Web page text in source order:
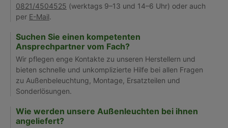
0821/4504525 (werktags 9–13 und 14–6 Uhr) oder auch
per E-Mail.
Suchen Sie einen kompetenten
Ansprechpartner vom Fach?
Wir pflegen enge Kontakte zu unseren Herstellern und
bieten schnelle und unkomplizierte Hilfe bei allen Fragen
zu Außenbeleuchtung, Montage, Ersatzteilen und
Sonderlösungen.
Wie werden unsere Außenleuchten bei ihnen
angeliefert?